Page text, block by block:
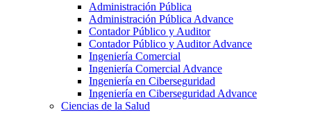
Administración Pública
Administración Pública Advance
Contador Público y Auditor
Contador Público y Auditor Advance
Ingeniería Comercial
Ingeniería Comercial Advance
Ingeniería en Ciberseguridad
Ingeniería en Ciberseguridad Advance
Ciencias de la Salud